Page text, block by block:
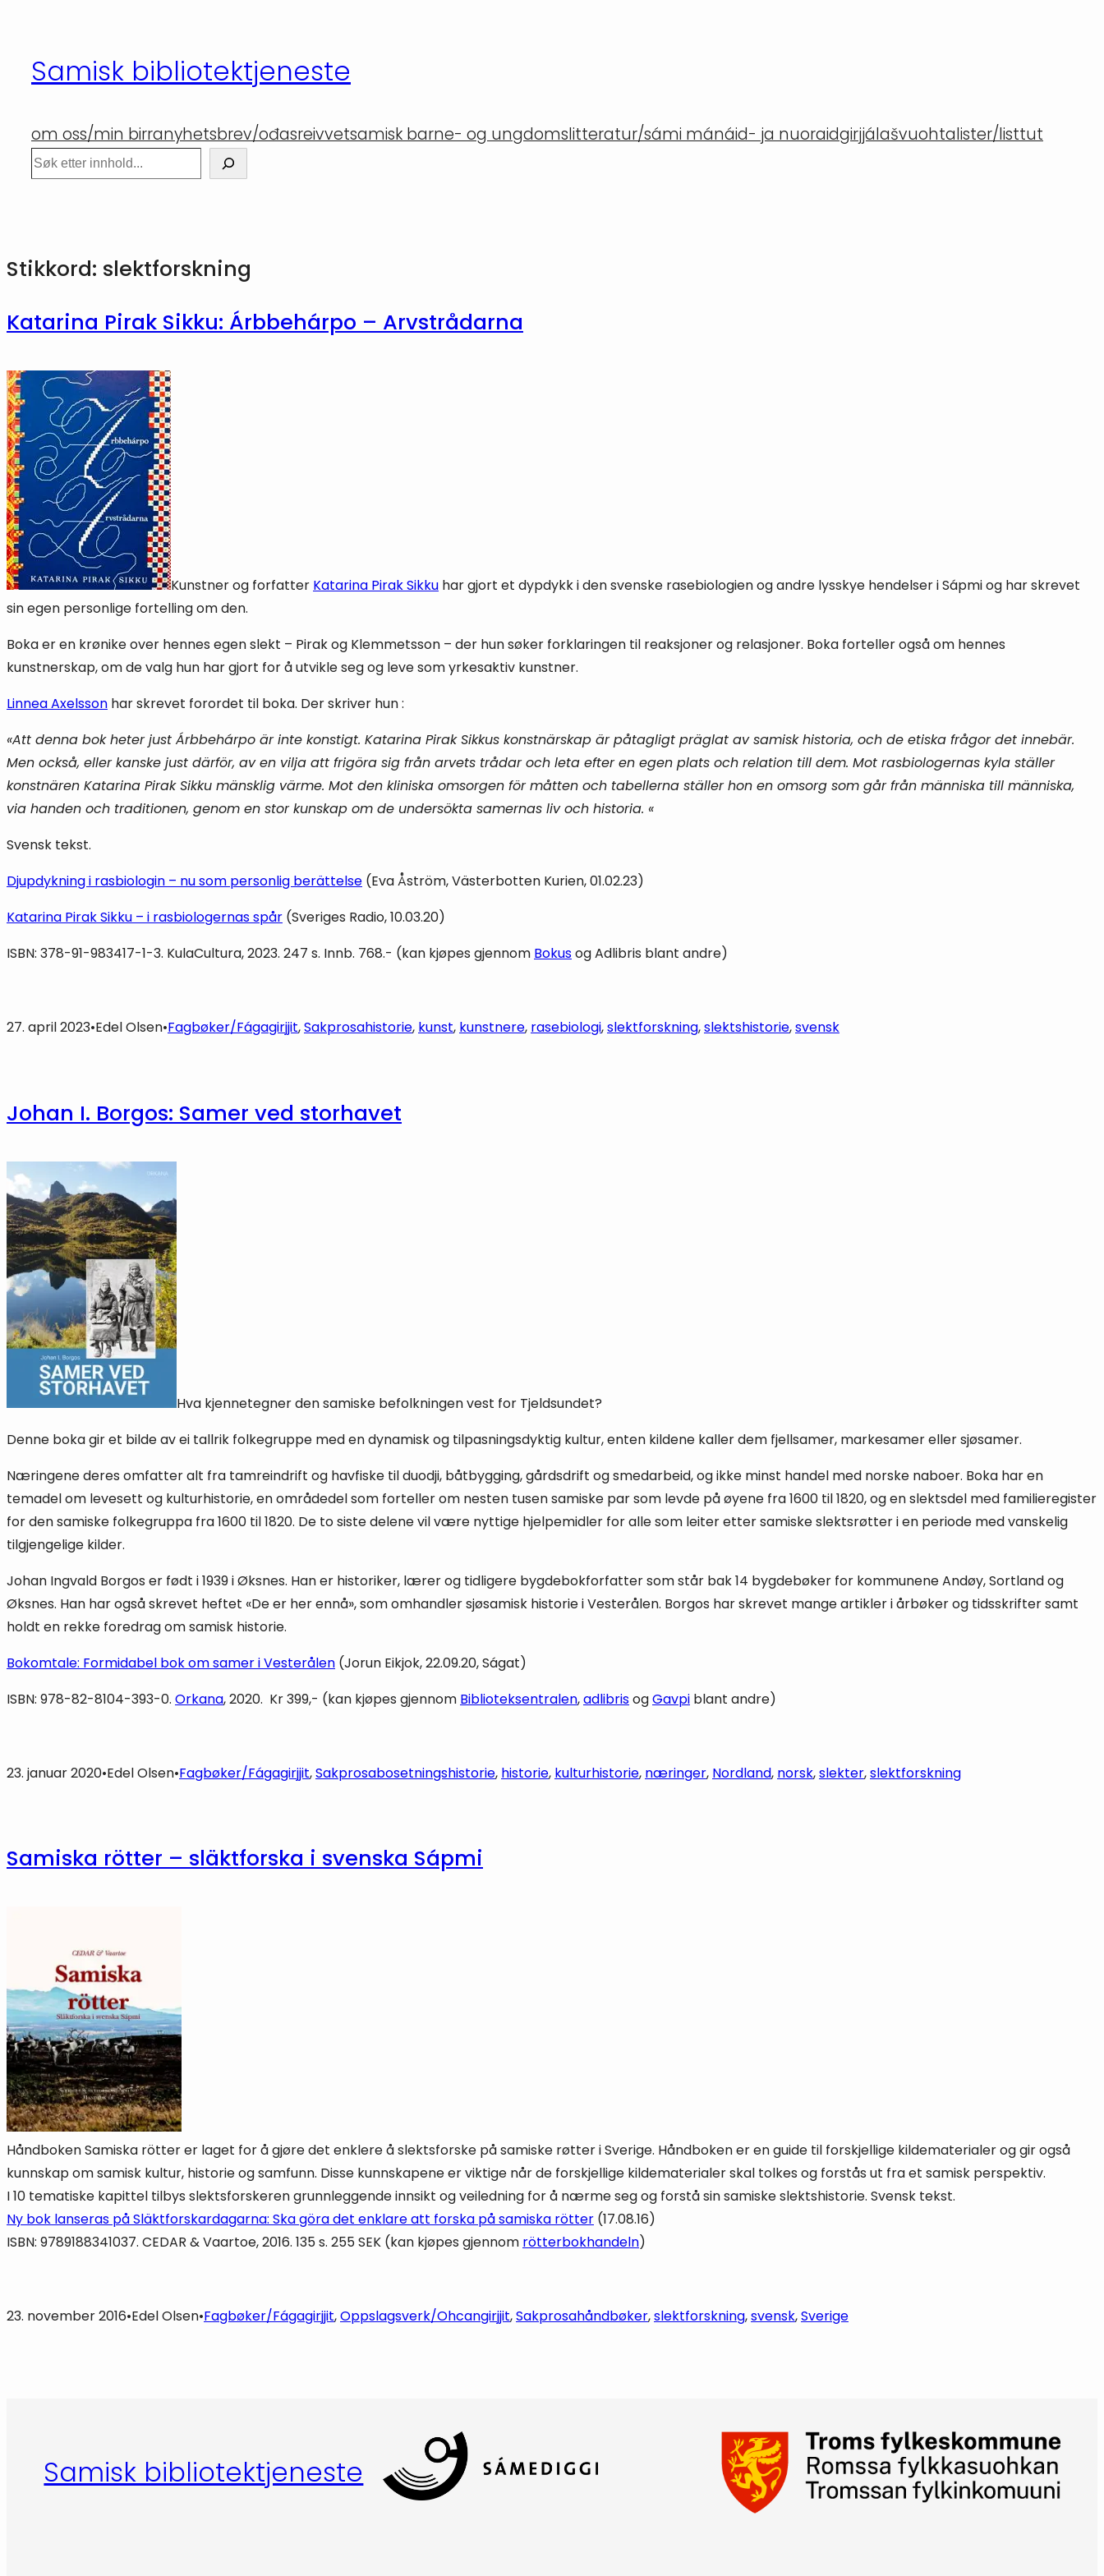
innholdSamisk bibliotektjeneste
om oss/min birranyhetsbrev/ođasreivvetsamisk barne- og ungdomslitteratur/sámi mánáid- ja nuoraidgirjjálašvuohtalister/listtut
Søk
Stikkord: slektforskning
Katarina Pirak Sikku: Árbbehárpo – Arvstrådarna
Kunstner og forfatter Katarina Pirak Sikku har gjort et dypdykk i den svenske rasebiologien og andre lysskye hendelser i Sápmi og har skrevet
sin egen personlige fortelling om den.
Boka er en krønike over hennes egen slekt – Pirak og Klemmetsson – der hun søker forklaringen til reaksjoner og relasjoner. Boka forteller også om hennes
kunstnerskap, om de valg hun har gjort for å utvikle seg og leve som yrkesaktiv kunstner.
Linnea Axelsson har skrevet forordet til boka. Der skriver hun :
«Att denna bok heter just Árbbehárpo är inte konstigt. Katarina Pirak Sikkus konstnärskap är påtagligt präglat av samisk historia, och de etiska frågor det innebär.
Men också, eller kanske just därför, av en vilja att frigöra sig från arvets trådar och leta efter en egen plats och relation till dem. Mot rasbiologernas kyla ställer
konstnären Katarina Pirak Sikku mänsklig värme. Mot den kliniska omsorgen för måtten och tabellerna ställer hon en omsorg som går från människa till människa,
via handen och traditionen, genom en stor kunskap om de undersökta samernas liv och historia. «
Svensk tekst.
Djupdykning i rasbiologin – nu som personlig berättelse (Eva Åström, Västerbotten Kurien, 01.02.23)
Katarina Pirak Sikku – i rasbiologernas spår (Sveriges Radio, 10.03.20)
ISBN: 378-91-983417-1-3. KulaCultura, 2023. 247 s. Innb. 768.- (kan kjøpes gjennom Bokusog Adlibris blant andre)
27. april 2023•Edel Olsen•Fagbøker/Fágagirjjit, Sakprosahistorie, kunst, kunstnere, rasebiologi, slektforskning, slektshistorie, svensk
Johan I. Borgos: Samer ved storhavet
Hva kjennetegner den samiske befolkningen vest for Tjeldsundet?
Denne boka gir et bilde av ei tallrik folkegruppe med en dynamisk og tilpasningsdyktig kultur, enten kildene kaller dem fjellsamer, markesamer eller sjøsamer.
Næringene deres omfatter alt fra tamreindrift og havfiske til duodji, båtbygging, gårdsdrift og smedarbeid, og ikke minst handel med norske naboer. Boka har en
temadel om levesett og kulturhistorie, en områdedel som forteller om nesten tusen samiske par som levde på øyene fra 1600 til 1820, og en slektsdel med familieregister
for den samiske folkegruppa fra 1600 til 1820. De to siste delene vil være nyttige hjelpemidler for alle som leiter etter samiske slektsrøtter i en periode med vanskelig
tilgjengelige kilder.
Johan Ingvald Borgos er født i 1939 i Øksnes. Han er historiker, lærer og tidligere bygdebokforfatter som står bak 14 bygdebøker for kommunene Andøy, Sortland og
Øksnes. Han har også skrevet heftet «De er her ennå», som omhandler sjøsamisk historie i Vesterålen. Borgos har skrevet mange artikler i årbøker og tidsskrifter samt
holdt en rekke foredrag om samisk historie.
Bokomtale: Formidabel bok om samer i Vesterålen (Jorun Eikjok, 22.09.20, Ságat)
ISBN: 978-82-8104-393-0. Orkana, 2020. Kr 399,- (kan kjøpes gjennom Biblioteksentralen,adlibrisogGavpi blant andre)
23. januar 2020•Edel Olsen•Fagbøker/Fágagirjjit, Sakprosabosetningshistorie, historie, kulturhistorie, næringer, Nordland, norsk, slekter, slektforskning
Samiska rötter – släktforska i svenska Sápmi
Håndboken Samiska rötter er laget for å gjøre det enklere å slektsforske på samiske røtter i Sverige. Håndboken er en guide til forskjellige kildematerialer og gir også
kunnskap om samisk kultur, historie og samfunn. Disse kunnskapene er viktige når de forskjellige kildematerialer skal tolkes og forstås ut fra et samisk perspektiv.
I 10 tematiske kapittel tilbys slektsforskeren grunnleggende innsikt og veiledning for å nærme seg og forstå sin samiske slektshistorie. Svensk tekst.
Ny bok lanseras på Släktforskardagarna: Ska göra det enklare att forska på samiska rötter (17.08.16)
ISBN: 9789188341037. CEDAR & Vaartoe, 2016. 135 s. 255 SEK (kan kjøpes gjennom rötterbokhandeln)
23. november 2016•Edel Olsen•Fagbøker/Fágagirjjit, Oppslagsverk/Ohcangirjjit, Sakprosahåndbøker, slektforskning, svensk, Sverige
Samisk bibliotektjeneste